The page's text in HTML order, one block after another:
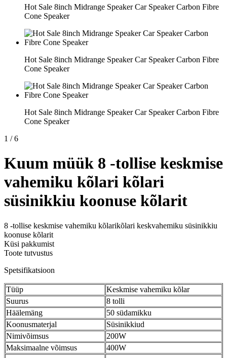
Hot Sale 8inch Midrange Speaker Car Speaker Carbon Fibre
Cone Speaker
Hot Sale 8inch Midrange Speaker Car Speaker Carbon Fibre
Cone Speaker
Hot Sale 8inch Midrange Speaker Car Speaker Carbon Fibre
Cone Speaker
1 / 6
Kuum müük 8 -tollise keskmise
vahemiku kõlari kõlari
süsinikkiu koonuse kõlarit
8 -tollise keskmise vahemiku kõlarikõlari keskvahemiku süsinikkiu
koonuse kõlarit
Küsi pakkumist
Toote tutvustus
Spetsifikatsioon
Tüüp
Keskmise vahemiku kõlar
Suurus
8 tolli
Häälemäng
50 südamikku
Koonusmaterjal
Süsinikkiud
Nimivõimsus
200W
Maksimaalne võimsus
400W